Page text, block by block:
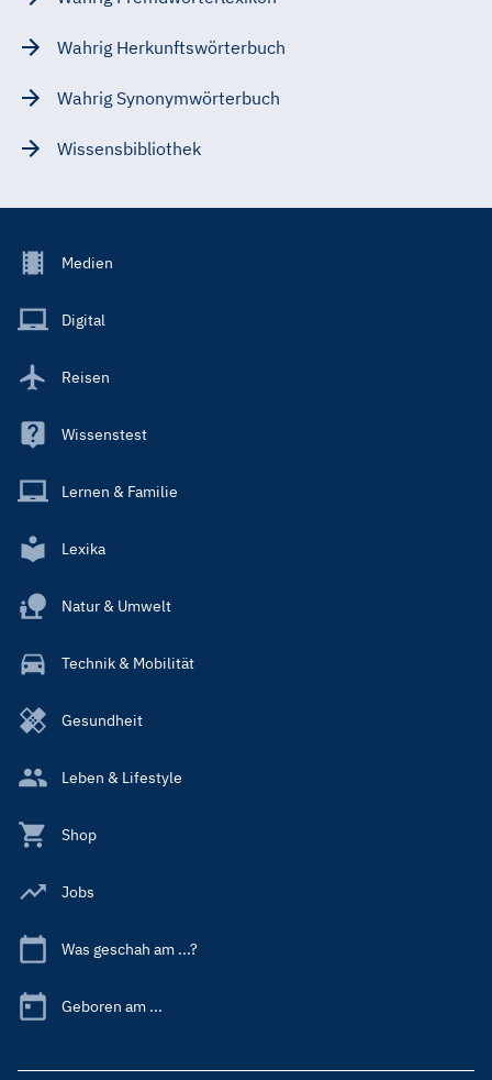
Wahrig Herkunftswörterbuch
Wahrig Synonymwörterbuch
Wissensbibliothek
Footer
Main
Medien
Digital
Reisen
Wissenstest
Lernen & Familie
Lexika
Natur & Umwelt
Technik & Mobilität
Gesundheit
Leben & Lifestyle
Shop
Jobs
Was geschah am ...?
Geboren am ...